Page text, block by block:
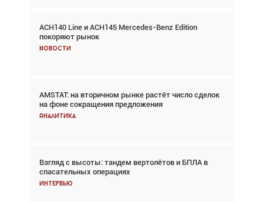
ACH140 Line и ACH145 Mercedes-Benz Edition
покоряют рынок
Новости
AMSTAT: на вторичном рынке растёт число сделок
на фоне сокращения предложения
Аналитика
Взгляд с высоты: тандем вертолётов и БПЛА в
спасательных операциях
Интервью
Авиационный фотограф Дэйв Кох: «Фотография
говорит сама за себя... а ИИ всё портит»
Новости
В городах чемпионата мира наблюдался подъём,
хотя общий трафик снизился
Аналитика
Частный самолёт – это актив. Подходите к
покупке соответствующим образом
Интервью